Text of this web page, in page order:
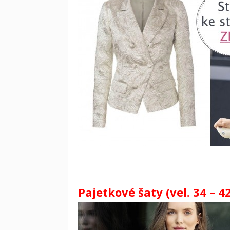
Pajetkové šaty (vel. 34 –